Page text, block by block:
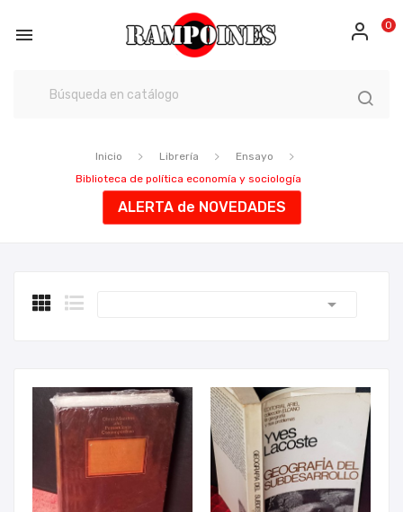
 0
Inicio Librería
Ensayo
Biblioteca de política economía y sociología
ALERTA de NOVEDADES
